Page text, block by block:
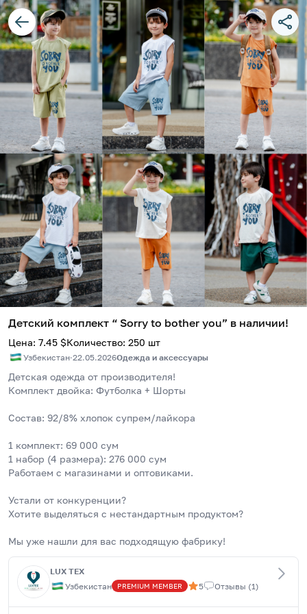
Детский комплект “ Sorry to bother you” в наличии!
Цена: 7.45 $Количество: 250 шт
Узбекистан·22.05.2026Одежда и аксессуары
Детская одежда от производителя!
Комплект двойка: Футболка + Шорты
Состав: 92/8% хлопок супрем/лайкора
1 комплект: 69 000 сум
1 набор (4 размера): 276 000 сум
Работаем с магазинами и оптовиками.
Устали от конкуренции?
Хотите выделяться с нестандартным продуктом?
Мы уже нашли для вас подходящую фабрику!
LUX TEX
Узбекистан
PREMIUM MEMBER 5 Отзывы (1)